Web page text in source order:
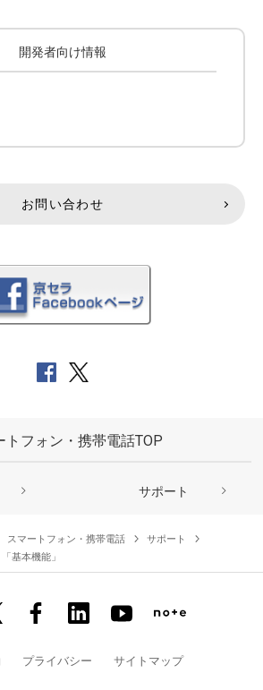
開発者向け情報
お問い合わせ
トフォン・携帯電話TOP
サポート
スマートフォン・携帯電話
サポート
基本機能」
プライバシー サイトマップ